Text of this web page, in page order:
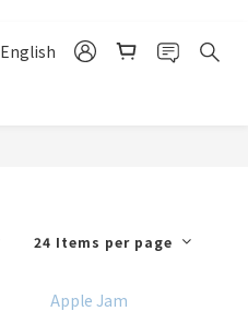
English
24 Items per page